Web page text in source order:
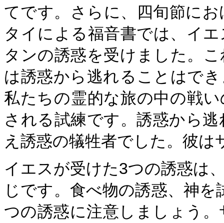
てです。さらに、四旬節に
タイによる福音書では、イ
タンの誘惑を受けました。
は誘惑から逃れることはで
私たちの霊的な旅の中の戦
される試練です。誘惑から
え誘惑の犠牲者でした。彼
イエスが受けた3つの誘惑は
じです。食べ物の誘惑、神
つの誘惑に注意しましょう